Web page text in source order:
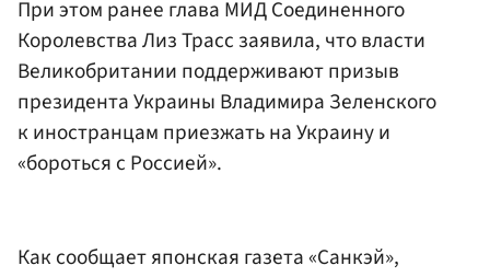
При этом ранее глава МИД Соединенного
Королевства Лиз Трасс заявила, что власти
Великобритании поддерживают призыв
президента Украины Владимира Зеленского
к иностранцам приезжать на Украину и
«бороться с Россией».
Как сообщает японская газета «Санкэй»,